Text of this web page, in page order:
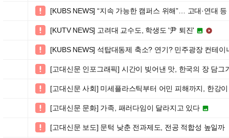
 [KUBS NEWS] “지속 가능한 캠퍼스 위해”… 고대·연대
 [KUTV NEWS] 고려대 교수도, 학생도 '尹 퇴진'  
 [KUBS NEWS] 석탑대동제 축소? 연기? 민주광장 컨테이
 [고대신문 인포그래픽] 시간이 빚어낸 맛, 한국의 장 담그
 [고대신문 사회] 미세플라스틱부터 어민 피해까지, 한강
 [고대신문 문화] 가족, 패러다임이 달라지고 있다 
 [고대신문 보도] 문턱 낮춘 전과제도, 전공 적합성 높일까